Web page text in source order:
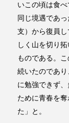
いこの頃は食
同じ境遇であ
支）から復員
しく山を切り
ものである。
続いたのであ
に勉強できず
ために青春を
た」と。